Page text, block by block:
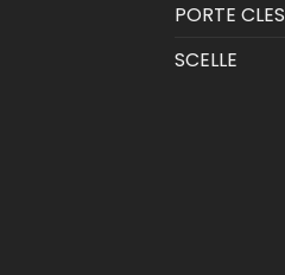
PORTE CLES
SCELLE